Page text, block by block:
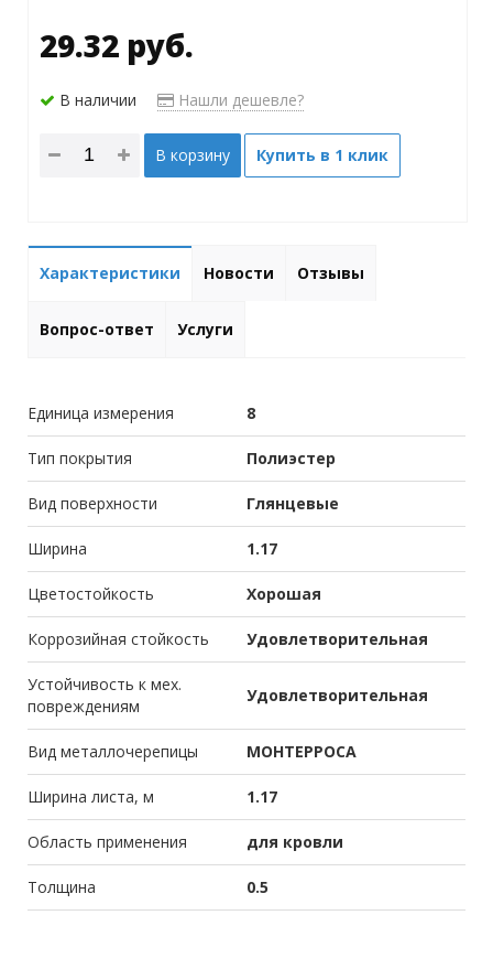
29.32 руб.
В наличии Нашли дешевле?
В корзину Купить в 1 клик
Характеристики Новости Отзывы
Вопрос-ответ Услуги
Единица измерения 8
Тип покрытия Полиэстер
Вид поверхности Глянцевые
Ширина 1.17
Цветостойкость Хорошая
Коррозийная стойкость Удовлетворительная
Устойчивость к мех.
повреждениям
Удовлетворительная
Вид металлочерепицы МОНТЕРРОСА
Ширина листа, м 1.17
Область применения для кровли
Толщина 0.5